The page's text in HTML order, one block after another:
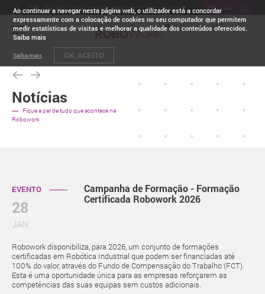
Ao continuar a navegar nesta página web, o utilizador está a concordar
expressamente com a colocação de cookies no seu computador que permitem
medir estatísticas de visitas e melhorar a qualidade dos conteúdos oferecidos.
Saiba mais
Saiba mais OK, ACEITO
PT
+351 234 942 748 (Chamada para a rede fixa nacional)
Toggle
navigation
Notícias
Fique a par de tudo que acontece na
Robowork
EVENTO
28
JAN
Campanha de Formação - Formação
Certificada Robowork 2026
Robowork disponibiliza, para 2026, um conjunto de formações
certificadas em Robótica Industrial que podem ser financiadas até
100% do valor, através do Fundo de Compensação do Trabalho (FCT).
Esta é uma oportunidade única para as empresas reforçarem as
competências das suas equipas sem custos adicionais.